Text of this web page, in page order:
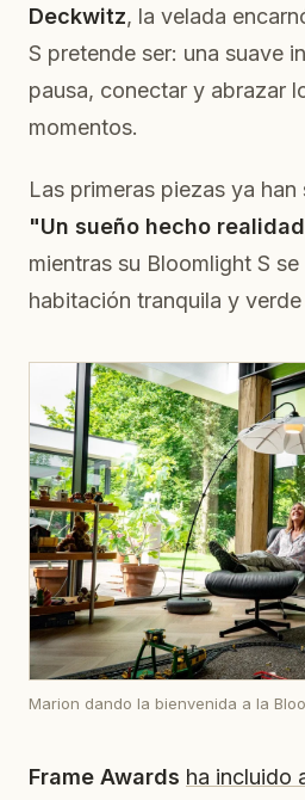
Deckwitz, la velada
S pretende ser: una suave
pausa, conectar y abrazar
momentos.
Las primeras piezas ya
"Un sueño hecho
mientras su Bloomlight S
habitación tranquila y
Marion dando la bienvenida a la
Frame Awards ha incluido